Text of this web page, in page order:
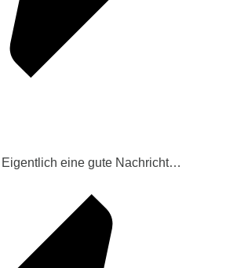
eine gute Nachricht…